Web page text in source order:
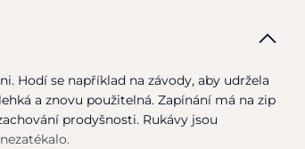
Hodí se například na závody, aby udržela
a znovu použitelná. Zapínání má na zip
prodyšnosti. Rukávy jsou